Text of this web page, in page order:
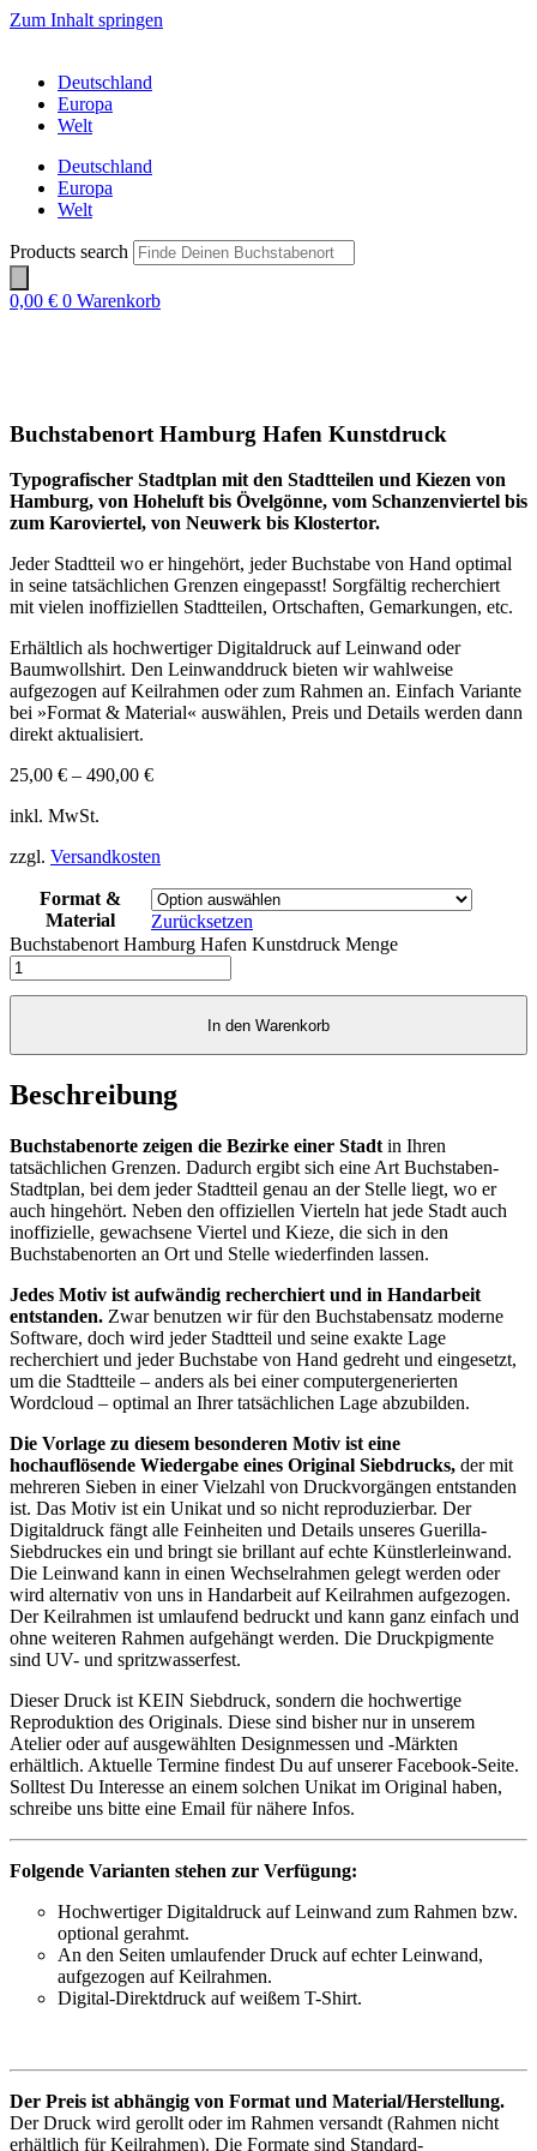
Zum Inhalt springen
Deutschland
Europa
Welt
Deutschland
Europa
Welt
Products search
0,00 € 0 Warenkorb
Buchstabenort Hamburg Hafen Kunstdruck
Typografischer Stadtplan mit den Stadtteilen und Kiezen von
Hamburg, von Hoheluft bis Övelgönne, vom Schanzenviertel bis
zum Karoviertel, von Neuwerk bis Klostertor.
Jeder Stadtteil wo er hingehört, jeder Buchstabe von Hand optimal
in seine tatsächlichen Grenzen eingepasst! Sorgfältig recherchiert
mit vielen inoffiziellen Stadtteilen, Ortschaften, Gemarkungen, etc.
Erhältlich als hochwertiger Digitaldruck auf Leinwand oder
Baumwollshirt. Den Leinwanddruck bieten wir wahlweise
aufgezogen auf Keilrahmen oder zum Rahmen an. Einfach Variante
bei »Format & Material« auswählen, Preis und Details werden dann
direkt aktualisiert.
25,00 € – 490,00 €
inkl. MwSt.
zzgl. Versandkosten
Format &
Material
Zurücksetzen
Buchstabenort Hamburg Hafen Kunstdruck Menge
In den Warenkorb
Beschreibung
Buchstabenorte zeigen die Bezirke einer Stadt in Ihren
tatsächlichen Grenzen. Dadurch ergibt sich eine Art Buchstaben-
Stadtplan, bei dem jeder Stadtteil genau an der Stelle liegt, wo er
auch hingehört. Neben den offiziellen Vierteln hat jede Stadt auch
inoffizielle, gewachsene Viertel und Kieze, die sich in den
Buchstabenorten an Ort und Stelle wiederfinden lassen.
Jedes Motiv ist aufwändig recherchiert und in Handarbeit
entstanden. Zwar benutzen wir für den Buchstabensatz moderne
Software, doch wird jeder Stadtteil und seine exakte Lage
recherchiert und jeder Buchstabe von Hand gedreht und eingesetzt,
um die Stadtteile – anders als bei einer computergenerierten
Wordcloud – optimal an Ihrer tatsächlichen Lage abzubilden.
Die Vorlage zu diesem besonderen Motiv ist eine
hochauflösende Wiedergabe eines Original Siebdrucks, der mit
mehreren Sieben in einer Vielzahl von Druckvorgängen entstanden
ist. Das Motiv ist ein Unikat und so nicht reproduzierbar. Der
Digitaldruck fängt alle Feinheiten und Details unseres Guerilla-
Siebdruckes ein und bringt sie brillant auf echte Künstlerleinwand.
Die Leinwand kann in einen Wechselrahmen gelegt werden oder
wird alternativ von uns in Handarbeit auf Keilrahmen aufgezogen.
Der Keilrahmen ist umlaufend bedruckt und kann ganz einfach und
ohne weiteren Rahmen aufgehängt werden. Die Druckpigmente
sind UV- und spritzwasserfest.
Dieser Druck ist KEIN Siebdruck, sondern die hochwertige
Reproduktion des Originals. Diese sind bisher nur in unserem
Atelier oder auf ausgewählten Designmessen und -Märkten
erhältlich. Aktuelle Termine findest Du auf unserer Facebook-Seite.
Solltest Du Interesse an einem solchen Unikat im Original haben,
schreibe uns bitte eine Email für nähere Infos.
Folgende Varianten stehen zur Verfügung:
Hochwertiger Digitaldruck auf Leinwand zum Rahmen bzw.
optional gerahmt.
An den Seiten umlaufender Druck auf echter Leinwand,
aufgezogen auf Keilrahmen.
Digital-Direktdruck auf weißem T-Shirt.
Der Preis ist abhängig von Format und Material/Herstellung.
Der Druck wird gerollt oder im Rahmen versandt (Rahmen nicht
erhältlich für Keilrahmen). Die Formate sind Standard-